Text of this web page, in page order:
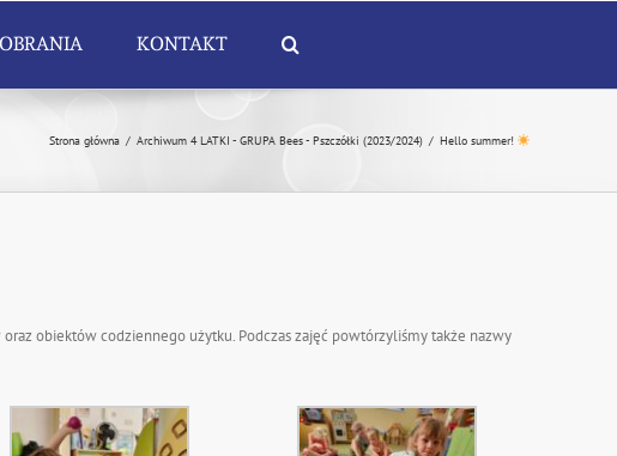
KONTAKT
Strona główna / Archiwum 4 LATKI - GRUPA Bees - Pszczółki (2023/2024) / Hello summer!
obiektów codziennego użytku. Podczas zajęć powtórzyliśmy także nazwy